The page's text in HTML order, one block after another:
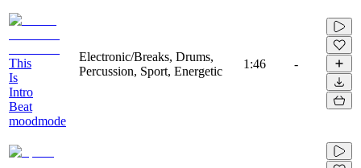
This
Is
Intro
Beat
moodmode
Electronic/Breaks, Drums,
Percussion, Sport, Energetic
1:46 -